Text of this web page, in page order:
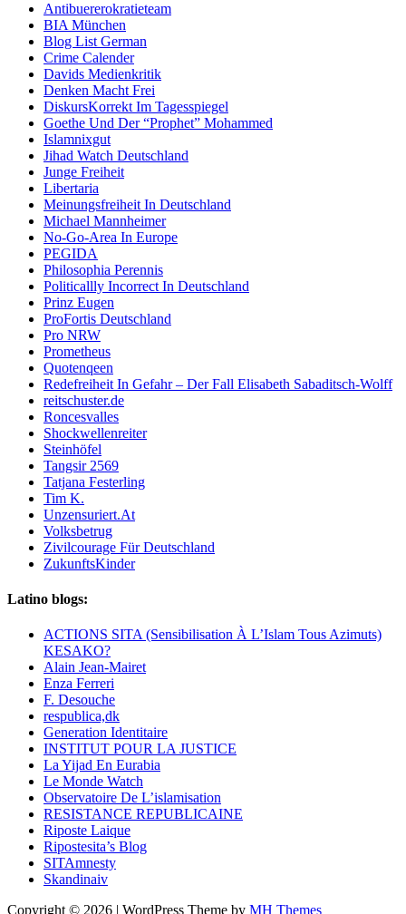
Antibuererokratieteam
BIA München
Blog List German
Crime Calender
Davids Medienkritik
Denken Macht Frei
DiskursKorrekt Im Tagesspiegel
Goethe Und Der “Prophet” Mohammed
Islamnixgut
Jihad Watch Deutschland
Junge Freiheit
Libertaria
Meinungsfreiheit In Deutschland
Michael Mannheimer
No-Go-Area In Europe
PEGIDA
Philosophia Perennis
Politicallly Incorrect In Deutschland
Prinz Eugen
ProFortis Deutschland
Pro NRW
Prometheus
Quotenqeen
Redefreiheit In Gefahr – Der Fall Elisabeth Sabaditsch-Wolff
reitschuster.de
Roncesvalles
Shockwellenreiter
Steinhöfel
Tangsir 2569
Tatjana Festerling
Tim K.
Unzensuriert.At
Volksbetrug
Zivilcourage Für Deutschland
ZukunftsKinder
Latino blogs:
ACTIONS SITA (Sensibilisation À L’Islam Tous Azimuts)
KESAKO?
Alain Jean-Mairet
Enza Ferreri
F. Desouche
respublica,dk
Generation Identitaire
INSTITUT POUR LA JUSTICE
La Yijad En Eurabia
Le Monde Watch
Observatoire De L’islamisation
RESISTANCE REPUBLICAINE
Riposte Laique
Ripostesita’s Blog
SITAmnesty
Skandinaiv
Copyright © 2026 | WordPress Theme by MH Themes